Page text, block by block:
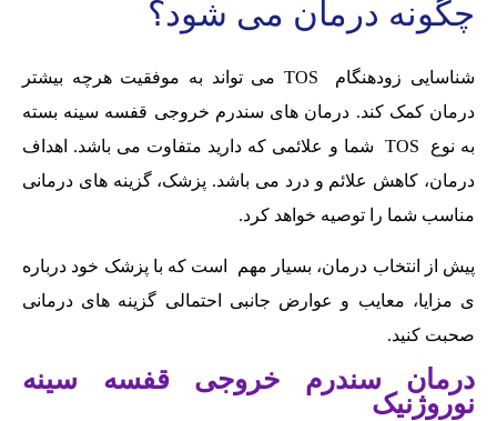
چگونه درمان می شود؟
شناسایی زودهنگام TOS می تواند به موفقیت هرچه بیشتر
درمان کمک کند. درمان های سندرم خروجی قفسه سینه بسته
به نوع TOS شما و علائمی که دارید متفاوت می باشد. اهداف
درمان، کاهش علائم و درد می باشد. پزشک، گزینه های درمانی
مناسب شما را توصیه خواهد کرد.
پیش از انتخاب درمان، بسیار مهم است که با پزشک خود درباره
ی مزایا، معایب و عوارض جانبی احتمالی گزینه های درمانی
صحبت کنید.
درمان سندرم خروجی قفسه سینه
نوروژنیک